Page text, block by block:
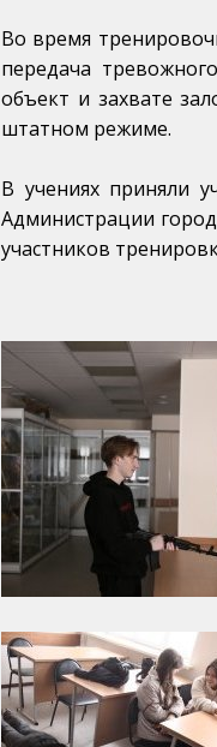
Во время
передача
объект и захвате
штатном режиме.
В учениях приняли
Администрации
участников